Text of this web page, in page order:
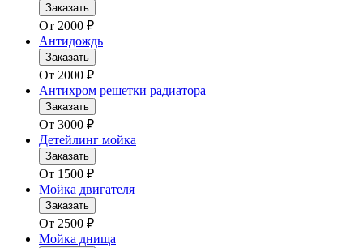
Заказать
От 2000 ₽
Антидождь
Заказать
От 2000 ₽
Антихром решетки радиатора
Заказать
От 3000 ₽
Детейлинг мойка
Заказать
От 1500 ₽
Мойка двигателя
Заказать
От 2500 ₽
Мойка днища